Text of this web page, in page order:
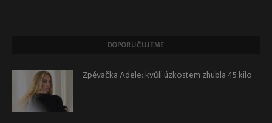
DOPORUČUJEME
Zpěvačka Adele: kvůli úzkostem zhubla 45 kilo